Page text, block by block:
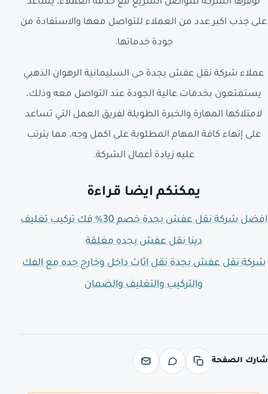
على جذب اكبر عدد من العملاء للتواصل معها والاستفادة من
جودة خدماتها.
عملاء شركة نقل عفش بجدة حى السليمانية الرهوان الذهبي
يستمتعون بخدمات عالية الجودة عند التواصل معه وذلك،
لامتلاكها المهارة والخبرة الطويلة لفريق العمل التي تساعد
على إنهاء كافة المهام المطلوبة على اكمل وجه، مما يترتب
عليه زيادة أعمال الشركة.
يمكنكم ايضا قراءة
افضل شركة نقل عفش بجدة خصم 30% فك تركيب تغليف
دينا نقل عفش بجده مغلقة
شركة نقل عفش بجدة نقل اثاث داخل وخارج جده مع الفك
والتركيب والتغليف والضمان
شارك الصفحة